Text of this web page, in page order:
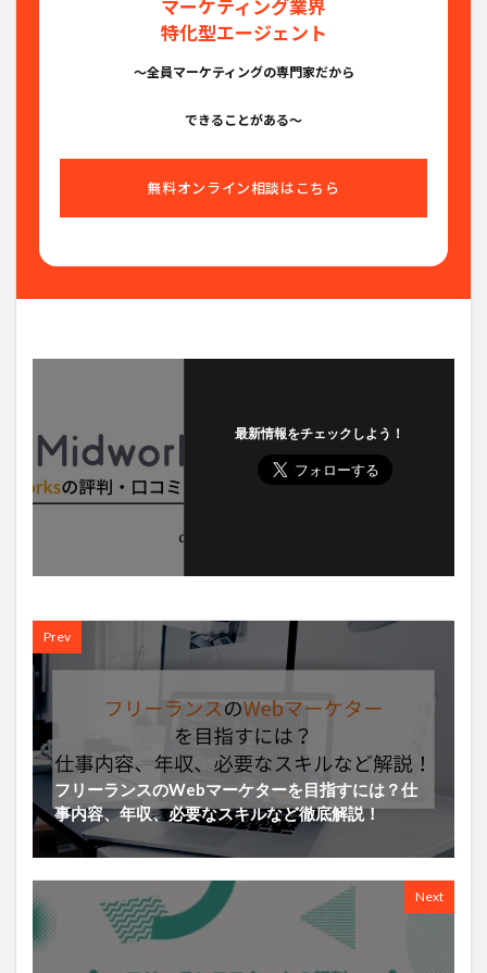
マーケティング業界
特化型エージェント
〜全員マーケティングの専門家だから
できることがある〜
無料オンライン相談はこちら
最新情報をチェックしよう！
Prev
フリーランスのWebマーケターを目指すには？仕
事内容、年収、必要なスキルなど徹底解説！
Next